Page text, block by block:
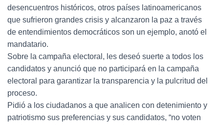
desencuentros históricos, otros países latinoamericanos
que sufrieron grandes crisis y alcanzaron la paz a través
de entendimientos democráticos son un ejemplo, anotó el
mandatario.
Sobre la campaña electoral, les deseó suerte a todos los
candidatos y anunció que no participará en la campaña
electoral para garantizar la transparencia y la pulcritud del
proceso.
Pidió a los ciudadanos a que analicen con detenimiento y
patriotismo sus preferencias y sus candidatos, “no voten